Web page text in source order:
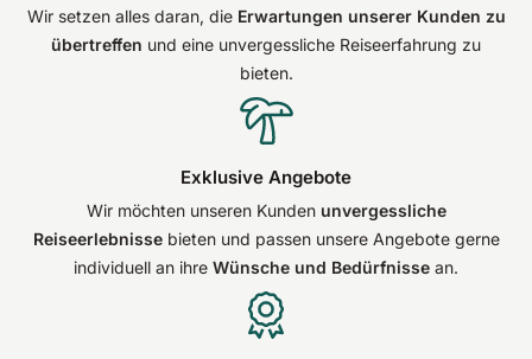
Wir setzen alles daran, die Erwartungen unserer Kunden zu
übertreffen und eine unvergessliche Reiseerfahrung zu
bieten.
Exklusive Angebote
Wir möchten unseren Kunden unvergessliche
Reiseerlebnissebieten und passen unsere Angebote gerne
individuell an ihre Wünsche und Bedürfnisse an.